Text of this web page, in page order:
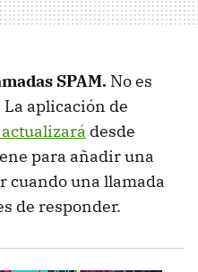
SPAM. No es
aplicación de
actualizará desde
para añadir una
cuando una llamada
de responder.